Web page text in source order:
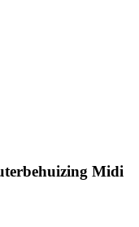
Midi